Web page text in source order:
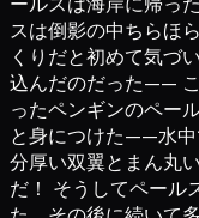
スは倒影の中ちらほ
くりだと初めて気づ
込んだのだった——
ったペンギンのペー
と身につけた——水中
分厚い双翼とまん丸
だ！ そうしてペール